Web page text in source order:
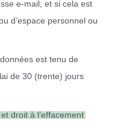
e-mail, et si cela est
d’espace personnel ou
est tenu de
de 30 (trente) jours
droit à l’effacement